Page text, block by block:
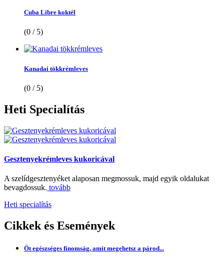
Cuba Libre koktél
(0 / 5)
Kanadai tökkrémleves
(0 / 5)
Heti Specialítás
Gesztenyekrémleves kukoricával
A szelídgesztenyéket alaposan megmossuk, majd egyik oldalukat
bevagdossuk. tovább
Heti specialítás
Cikkek és Események
Öt egészséges finomság, amit megehetsz a párod...